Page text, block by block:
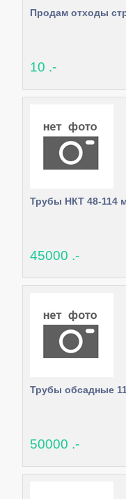
Продам отходы
10 .-
Трубы НКТ 48-114
45000 .-
Трубы обсадные
50000 .-